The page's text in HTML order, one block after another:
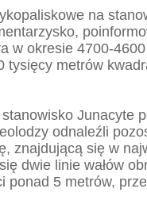
na
w okresie 4700-
tysięcy metrów
Junacyte
odnaleźli
znajdującą się w
dwie linie wałów
5 metrów,